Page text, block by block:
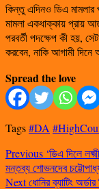
কিন্তু এদিনও ডিএ মামলার
মামলা একধাক্কায় প্রায়
পরবর্তী পদক্ষেপ কী হয়,
করবেন, নাকি আগামী দিনে
Spread the love
Tags#DA
Previous ‘ডিএ দিলে
মন্তব্য শোভনদেব
Nextধোনির ব্যাটিং